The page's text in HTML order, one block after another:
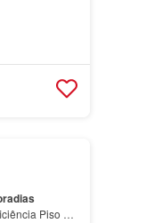
Piso 0 |